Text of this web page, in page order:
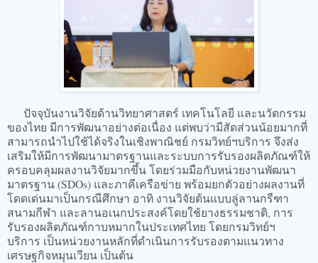
ปัจจุบันงานวิจัยด้านวิทยาศาสตร์ เทคโนโลยี และนวัตกรรม
ของไทย มีการพัฒนาอย่างต่อเนื่อง แต่พบว่ามีสัดส่วนน้อยมากที่
สามารถนำไปใช้ได้จริงในเชิงพาณิชย์ กรมวิทย์ฯบริการ จึงส่ง
เสริมให้มีการพัฒนามาตรฐานและระบบการรับรองผลิตภัณฑ์ให้
ครอบคลุมผลงานวิจัยมากขึ้น โดยร่วมมือกับหน่วยงานพัฒนา
มาตรฐาน (SDOs) และภาคีเครือข่าย พร้อมยกตัวอย่างผลงานที่
โดดเด่นมาเป็นกรณีศึกษา อาทิ งานวิจัยต้นแบบลู่ลานกรีฑา
สนามกีฬา และลานอเนกประสงค์โดยใช้ยางธรรมชาติ, การ
รับรองผลิตภัณฑ์กาบหมากในประเทศไทย โดยกรมวิทย์ฯ
บริการ เป็นหน่วยงานหลักที่ดำเนินการรับรองตามแนวทาง
เศรษฐกิจหมุนเวียน เป็นต้น